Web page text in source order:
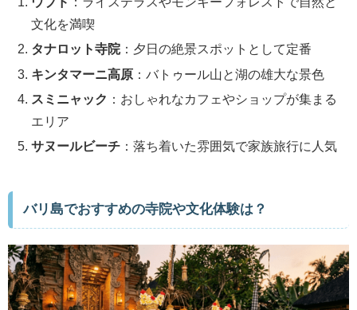
文化を満喫
タナロット寺院：夕日の絶景スポットとして定番
キンタマーニ高原 ：バトゥール山と湖の雄大な景色
スミニャック ：おしゃれなカフェやショップが集まる
エリア
サヌールビーチ ：落ち着いた雰囲気で家族旅行に人気
バリ島でおすすめの寺院や文化体験は？